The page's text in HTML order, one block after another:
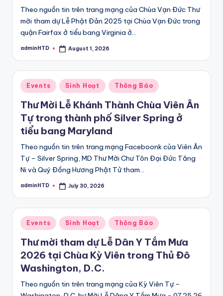
Theo nguồn tin trên trang mạng của Chùa Vạn Đức Thư
mời tham dự Lễ Phật Đản 2025 tại Chùa Vạn Đức trong
quận Fairfax ở tiểu bang Virginia ở…
Posted
adminHTD August 1, 2026
Posted
Events Sinh Hoạt Thông Báo
Thư Mời Lễ Khánh Thành Chùa Viên Ân
Tự trong thành phố Silver Spring ở
tiểu bang Maryland
Theo nguồn tin trên trang mạng Faceboonk của Viên Ân
Tự – Silver Spring, MD Thư Mời Chư Tôn Đại Đức Tăng
Ni và Quý Đồng Hương Phật Tử tham…
Posted
adminHTD July 30, 2026
Posted
in
Events Sinh Hoạt Thông Báo
Thư mời tham dự Lễ Dân Y Tắm Mưa
2026 tại Chùa Kỳ Viên trong Thủ Đô
Washington, D.C.
Theo nguồn tin trên trang mạng của Kỳ Viên Tự –